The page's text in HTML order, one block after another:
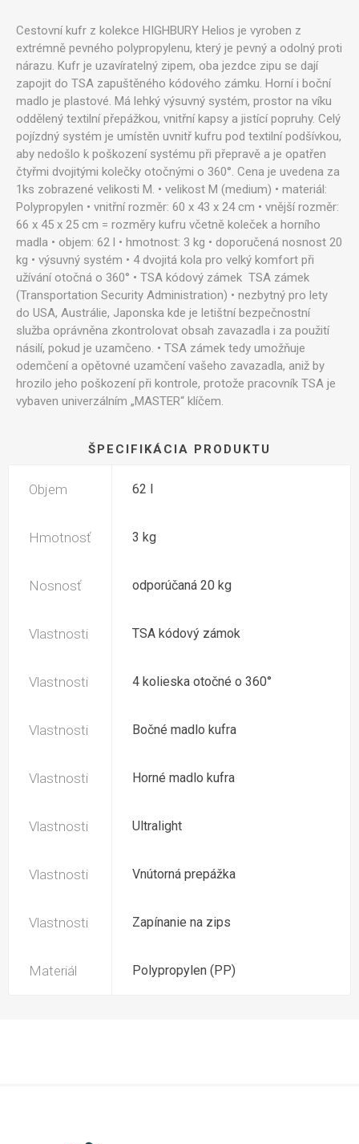
Cestovní kufr z kolekce HIGHBURY Helios je vyroben z
extrémně pevného polypropylenu, který je pevný a odolný proti
nárazu. Kufr je uzavíratelný zipem, oba jezdce zipu se dají
zapojit do TSA zapuštěného kódového zámku. Horní i boční
madlo je plastové. Má lehký výsuvný systém, prostor na víku
oddělený textilní přepážkou, vnitřní kapsy a jistící popruhy. Celý
pojízdný systém je umístěn uvnitř kufru pod textilní podšívkou,
aby nedošlo k poškození systému při přepravě a je opatřen
čtyřmi dvojitými kolečky otočnými o 360°. Cena je uvedena za
1ks zobrazené velikosti M. • velikost M (medium) • materiál:
Polypropylen • vnitřní rozměr: 60 x 43 x 24 cm • vnější rozměr:
66 x 45 x 25 cm = rozměry kufru včetně koleček a horního
madla • objem: 62 l • hmotnost: 3 kg • doporučená nosnost 20
kg • výsuvný systém • 4 dvojitá kola pro velký komfort při
užívání otočná o 360° • TSA kódový zámek TSA zámek
(Transportation Security Administration) • nezbytný pro lety
do USA, Austrálie, Japonska kde je letištní bezpečnostní
služba oprávněna zkontrolovat obsah zavazadla i za použití
násilí, pokud je uzamčeno. • TSA zámek tedy umožňuje
odemčení a opětovné uzamčení vašeho zavazadla, aniž by
hrozilo jeho poškození při kontrole, protože pracovník TSA je
vybaven univerzálním „MASTER“ klíčem.
ŠPECIFIKÁCIA PRODUKTU
Objem 62 l
Hmotnosť 3 kg
Nosnosť odporúčaná 20 kg
Vlastnosti TSA kódový zámok
Vlastnosti 4 kolieska otočné o 360°
Vlastnosti Bočné madlo kufra
Vlastnosti Horné madlo kufra
Vlastnosti Ultralight
Vlastnosti Vnútorná prepážka
Vlastnosti Zapínanie na zips
Materiál Polypropylen (PP)